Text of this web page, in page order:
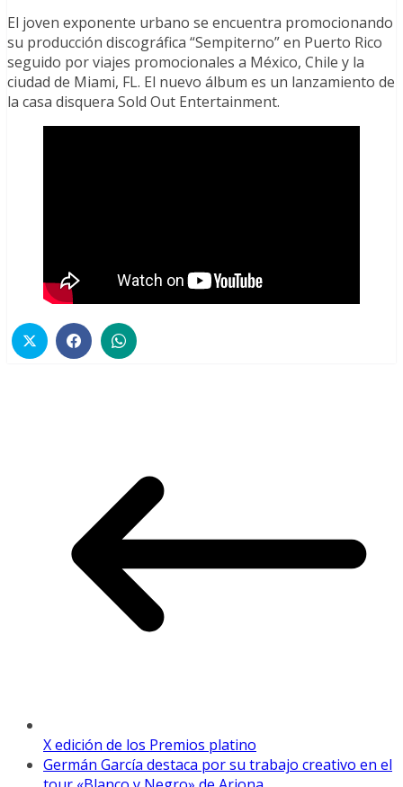
El joven exponente urbano se encuentra promocionando
su producción discográfica “Sempiterno” en Puerto Rico
seguido por viajes promocionales a México, Chile y la
ciudad de Miami, FL. El nuevo álbum es un lanzamiento de
la casa disquera Sold Out Entertainment.
X edición de los Premios platino
Germán García destaca por su trabajo creativo en el